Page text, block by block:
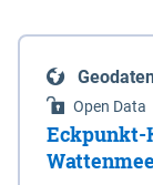
Open Data
Eckpunkt-